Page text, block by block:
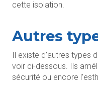
cette isolation.
Autres
Il existe d’autres types
voir ci-dessous. Ils
sécurité ou encore